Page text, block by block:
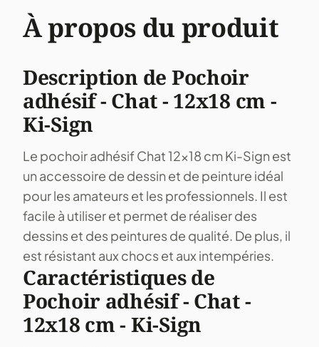
À propos du produit
Description de Pochoir
adhésif - Chat - 12x18 cm -
Ki-Sign
Le pochoir adhésif Chat 12x18 cm Ki-Sign est
un accessoire de dessin et de peinture idéal
pour les amateurs et les professionnels. Il est
facile à utiliser et permet de réaliser des
dessins et des peintures de qualité. De plus, il
est résistant aux chocs et aux intempéries.
Caractéristiques de
Pochoir adhésif - Chat -
12x18 cm - Ki-Sign